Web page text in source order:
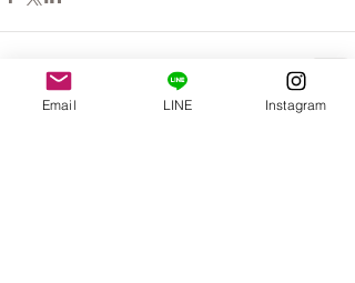
Email LINE Instagram